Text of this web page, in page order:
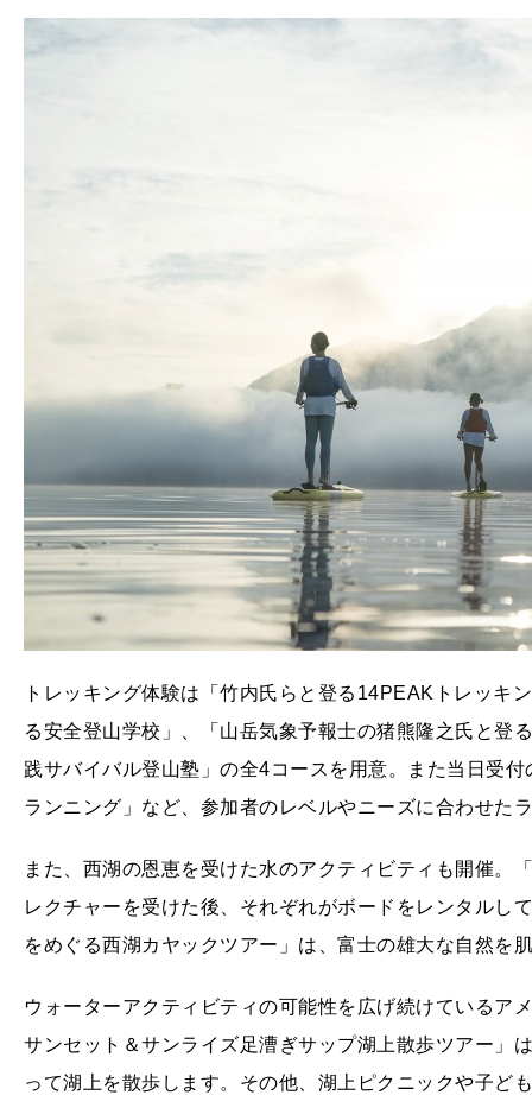
トレッキング体験は「竹内氏らと登る14PEAKトレッキ
る安全登山学校」、「山岳気象予報士の猪熊隆之氏と登
践サバイバル登山塾」の全4コースを用意。また当日受
ランニング」など、参加者のレベルやニーズに合わせた
また、西湖の恩恵を受けた水のアクティビティも開催。
レクチャーを受けた後、それぞれがボードをレンタルし
をめぐる西湖カヤックツアー」は、富士の雄大な自然を
ウォーターアクティビティの可能性を広げ続けているア
サンセット＆サンライズ足漕ぎサップ湖上散歩ツアー」
って湖上を散歩します。その他、湖上ピクニックや子ど